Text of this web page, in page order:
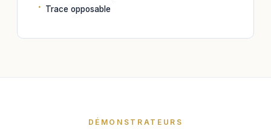
Trace opposable
DÉMONSTRATEURS